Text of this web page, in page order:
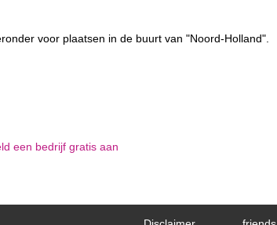
voor plaatsen in de buurt van "Noord-Holland".
een bedrijf gratis aan